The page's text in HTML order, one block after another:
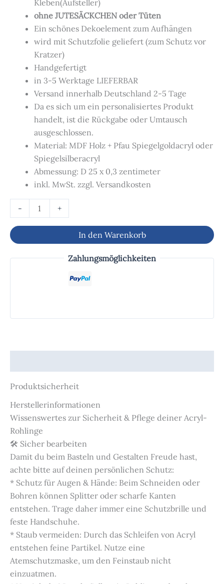
Kleben(Aufsteller)
ohne JUTESÄCKCHEN oder Tüten
Ein schönes Dekoelement zum Aufhängen
wird mit Schutzfolie geliefert (zum Schutz vor
Kratzer)
Handgefertigt
in 3-5 Werktage LIEFERBAR
Versand innerhalb Deutschland 2-5 Tage
Da es sich um ein personalisiertes Produkt
handelt, ist die Rückgabe oder Umtausch
ausgeschlossen.
Material: MDF Holz + Pfau Spiegelgoldacryl oder
Spiegelsilberacryl
Abmessung: D 25 x 0,3 zentimeter
inkl. MwSt. zzgl. Versandkosten
- +
In den Warenkorb
Zahlungsmöglichkeiten
Produktsicherheit
Herstellerinformationen
Wissenswertes zur Sicherheit & Pflege deiner Acryl-
Rohlinge
🛠️ Sicher bearbeiten
Damit du beim Basteln und Gestalten Freude hast,
achte bitte auf deinen persönlichen Schutz:
* Schutz für Augen & Hände: Beim Schneiden oder
Bohren können Splitter oder scharfe Kanten
entstehen. Trage daher immer eine Schutzbrille und
feste Handschuhe.
* Staub vermeiden: Durch das Schleifen von Acryl
entstehen feine Partikel. Nutze eine
Atemschutzmaske, um den Feinstaub nicht
einzuatmen.